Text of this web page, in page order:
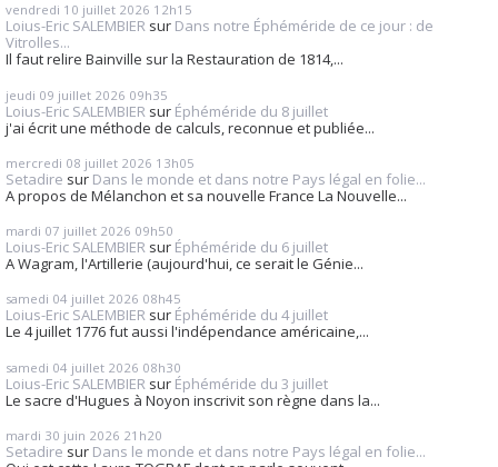
vendredi 10 juillet 2026 12h15
Loius-Eric SALEMBIER sur Dans notre Éphéméride de ce jour : de
Vitrolles...
Il faut relire Bainville sur la Restauration de 1814,...
jeudi 09 juillet 2026 09h35
Loius-Eric SALEMBIER sur Éphéméride du 8 juillet
j'ai écrit une méthode de calculs, reconnue et publiée...
mercredi 08 juillet 2026 13h05
Setadire sur Dans le monde et dans notre Pays légal en folie...
A propos de Mélanchon et sa nouvelle France La Nouvelle...
mardi 07 juillet 2026 09h50
Loius-Eric SALEMBIER sur Éphéméride du 6 juillet
A Wagram, l'Artillerie (aujourd'hui, ce serait le Génie...
samedi 04 juillet 2026 08h45
Loius-Eric SALEMBIER sur Éphéméride du 4 juillet
Le 4 juillet 1776 fut aussi l'indépendance américaine,...
samedi 04 juillet 2026 08h30
Loius-Eric SALEMBIER sur Éphéméride du 3 juillet
Le sacre d'Hugues à Noyon inscrivit son règne dans la...
mardi 30 juin 2026 21h20
Setadire sur Dans le monde et dans notre Pays légal en folie...